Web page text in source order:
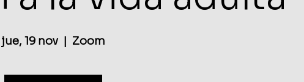
jue, 19 nov
  |
Zoom